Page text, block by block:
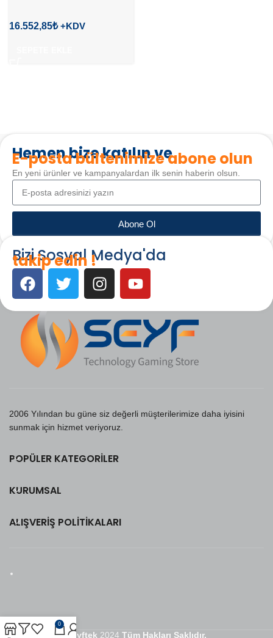
16.552,85₺
Hemen bize katılın ve
E-posta bültenimize abone olun
En yeni ürünler ve kampanyalardan ilk senin haberin olsun.
Abone Ol
Bizi Sosyal Medya'da
takip edin !
2006 Yılından bu güne siz değerli müşterilerimize daha iyisini
sunmak için hizmet veriyoruz.
POPÜLER KATEGORILER
KURUMSAL
ALIŞVERIŞ POLITIKALARI
Seyftek 2024 Tüm Hakları Saklıdır.
0